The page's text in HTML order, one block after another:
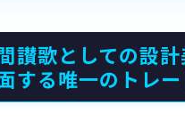
讃歌としての設計
する唯一のトレ